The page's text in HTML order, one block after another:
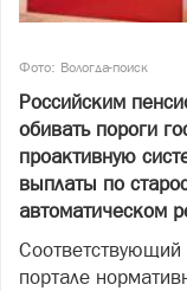
Фото: Вологда-поиск
Российским
обивать пороги
проактивную
выплаты по
автоматическом
Соответствующий
портале